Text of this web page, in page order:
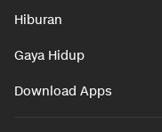
Hiburan
Gaya Hidup
Download Apps